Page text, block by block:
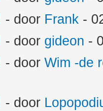
- door Frank -
- door gideon -
- door Wim -de
- door